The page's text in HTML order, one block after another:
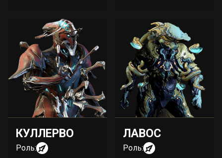
КУЛЛЕРВО
Роль:
ЛАВОС
Роль: